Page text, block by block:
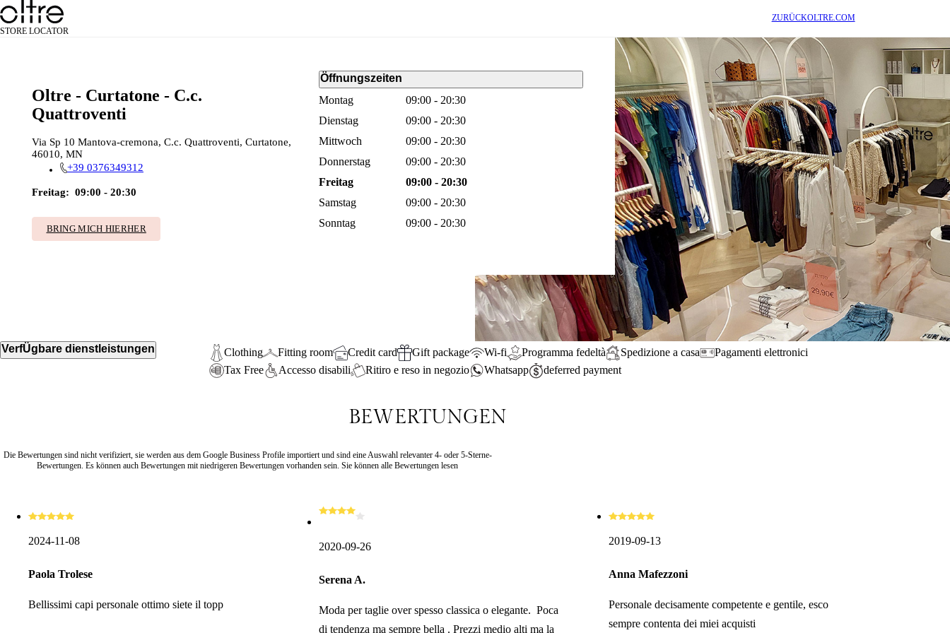
STORE LOCATOR
ZURÜCKOLTRE.COM
Oltre - Curtatone - C.c.
Quattroventi
Via Sp 10 Mantova-cremona, C.c. Quattroventi, Curtatone,
46010, MN
+39 0376349312
Freitag: 09:00 - 20:30
BRING MICH HIERHER
Öffnungszeiten
Montag
09:00 - 20:30
Dienstag
09:00 - 20:30
Mittwoch
09:00 - 20:30
Donnerstag
09:00 - 20:30
Freitag
09:00 - 20:30
Samstag
09:00 - 20:30
Sonntag
09:00 - 20:30
VerfÜgbare dienstleistungen Clothing Fitting room Credit card Gift package Wi-fi Programma fedeltà Spedizione a casa
Pagamenti elettronici
Tax Free
Accesso disabili Ritiro e reso in negozio Whatsapp deferred payment
BEWERTUNGEN
Die Bewertungen sind nicht verifiziert, sie werden aus dem Google Business Profile importiert und sind eine Auswahl relevanter 4- oder 5-Sterne-
Bewertungen. Es können auch Bewertungen mit niedrigeren Bewertungen vorhanden sein. Sie können alle Bewertungen lesen
2024-11-08
Paola Trolese
Bellissimi capi personale ottimo siete il topp
2020-09-26
Serena A.
Moda per taglie over spesso classica o elegante. Poca
di tendenza ma sempre bella . Prezzi medio alti ma la
2019-09-13
Anna Mafezzoni
Personale decisamente competente e gentile, esco
sempre contenta dei miei acquisti